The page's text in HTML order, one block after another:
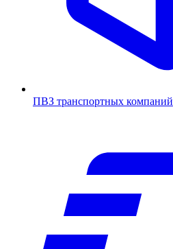
ПВЗ транспортных компаний